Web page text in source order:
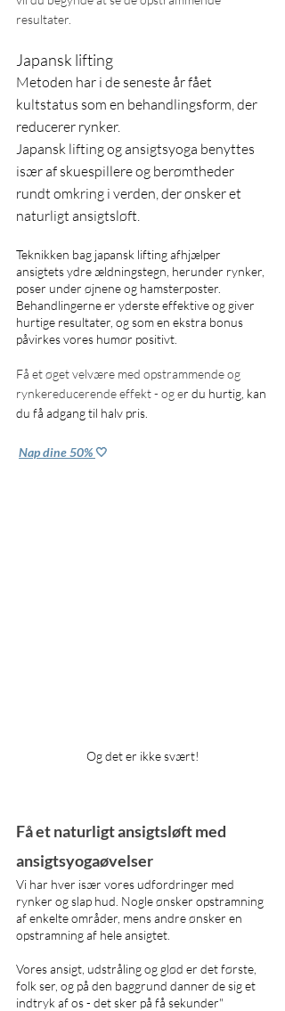
resultater.
Japansk lifting
Metoden har i de seneste år fået
kultstatus som en behandlingsform, der
reducerer rynker.
Japansk lifting og ansigtsyoga benyttes
især af skuespillere og berømtheder
rundt omkring i verden, der ønsker et
naturligt ansigtsløft.
Teknikken bag japansk lifting afhjælper
ansigtets ydre ældningstegn, herunder rynker,
poser under øjnene og hamsterposter.
Behandlingerne er yderste effektive og giver
hurtige resultater, og som en ekstra bonus
påvirkes vores humør positivt.
Få et øget velvære med opstrammende og
rynkereducerende effekt - og er du hurtig, kan
du få adgang til halv pris.
Nap dine 50% 🤍
Og det er ikke svært!
Få et naturligt ansigtsløft med
ansigtsyogaøvelser
Vi har hver især vores udfordringer med
rynker og slap hud. Nogle ønsker opstramning
af enkelte områder, mens andre ønsker en
opstramning af hele ansigtet.
Vores ansigt, udstråling og glød er det første,
folk ser, og på den baggrund danner de sig et
indtryk af os - det sker på få sekunder"